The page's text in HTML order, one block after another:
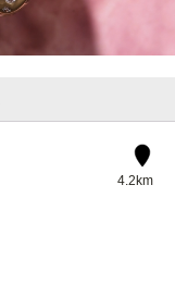
4.2km